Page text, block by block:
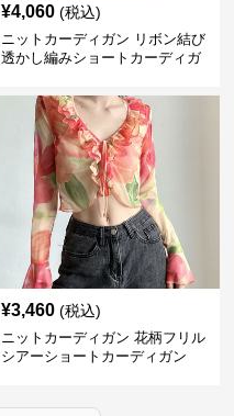
¥4,060 (税込)
ニットカーディガン リボン結び
透かし編みショートカーディガ
¥3,460 (税込)
ニットカーディガン 花柄フリル
シアーショートカーディガン